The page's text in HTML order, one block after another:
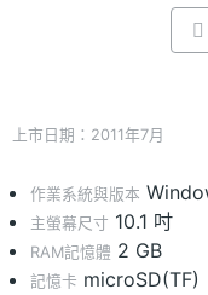
上市日期：2011年7月
作業系統與版本
主螢幕尺寸 10.1 吋
RAM記憶體 2 GB
記憶卡 microSD(TF)